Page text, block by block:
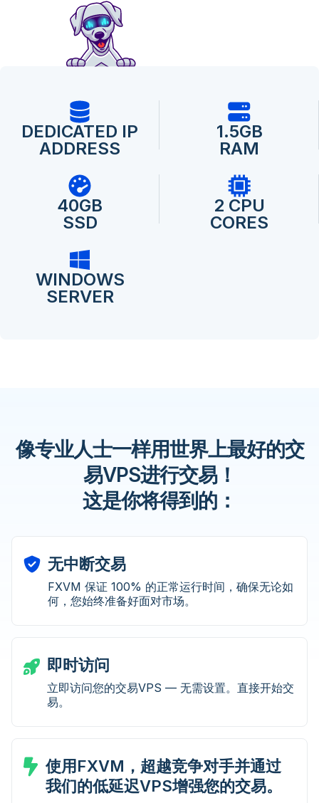
DEDICATED IP
ADDRESS
1.5GB
RAM
40GB
SSD
2 CPU
CORES
WINDOWS
SERVER
像专业人士一样用世界上最好的交
易VPS进行交易！
这是你将得到的：
无中断交易
FXVM 保证 100% 的正常运行时间，确保无论如
何，您始终准备好面对市场。
即时访问
立即访问您的交易VPS — 无需设置。直接开始交
易。
使用FXVM，超越竞争对手并通过
我们的低延迟VPS增强您的交易。